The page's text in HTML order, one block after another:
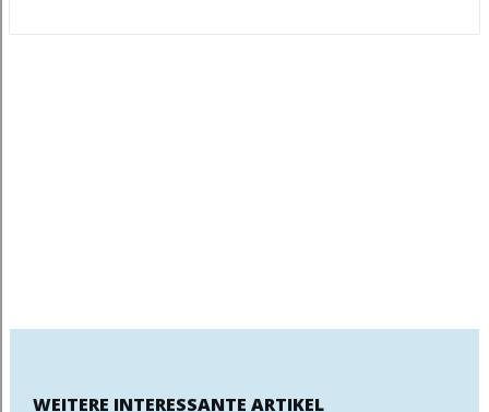
WEITERE INTERESSANTE ARTIKEL